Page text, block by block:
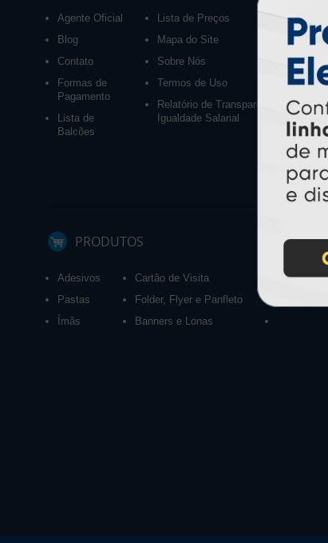
Agente Oficial
Blog
Contato
Formas de
Pagamento
Lista de
Balcões
Lista de Preços
Mapa do Site
Sobre Nós
Termos de Uso
Relatório de Transparência e
Igualdade Salarial
PRODUTOS
Adesivos
Pastas
Ímãs
Cartão de Visita
Folder, Flyer e Panfleto
Banners e Lonas